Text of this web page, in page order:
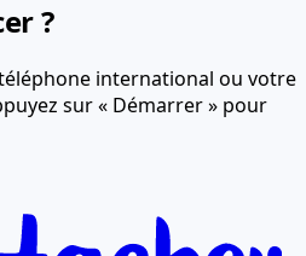
?
international ou votre
sur « Démarrer » pour